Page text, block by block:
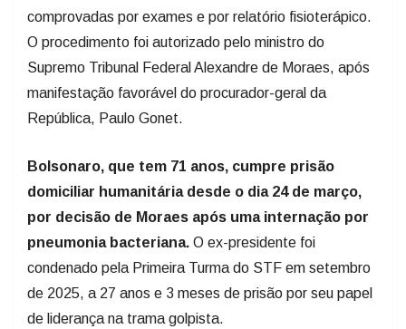
comprovadas por exames e por relatório fisioterápico.
O procedimento foi autorizado pelo ministro do
Supremo Tribunal Federal Alexandre de Moraes, após
manifestação favorável do procurador-geral da
República, Paulo Gonet.
Bolsonaro, que tem 71 anos, cumpre prisão
domiciliar humanitária desde o dia 24 de março,
por decisão de Moraes após uma internação por
pneumonia bacteriana. O ex-presidente foi
condenado pela Primeira Turma do STF em setembro
de 2025, a 27 anos e 3 meses de prisão por seu papel
de liderança na trama golpista.